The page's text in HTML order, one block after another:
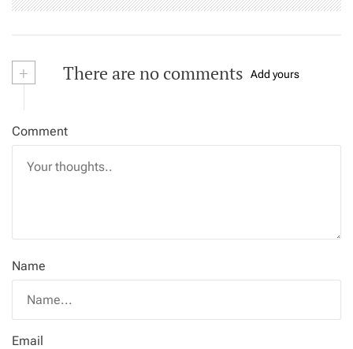
+ There are no comments Add yours
Comment
Name
Email